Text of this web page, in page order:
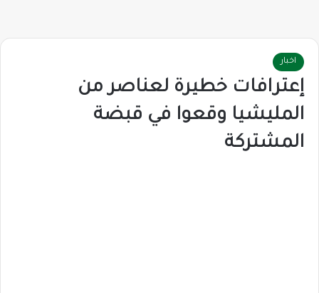
اخبار
إعترافات خطيرة لعناصر من
المليشيا وقعوا في قبضة
المشتركة